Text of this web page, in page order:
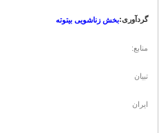
گردآوری:بخش زناشویی بیتوته
منابع:
تبیان
ایران